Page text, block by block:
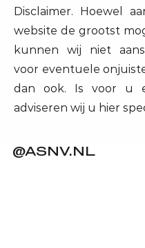
Disclaimer. Hoewel
website de grootst
kunnen wij niet
voor eventuele
dan ook. Is voor u
adviseren wij u hier
@ASNV.NL